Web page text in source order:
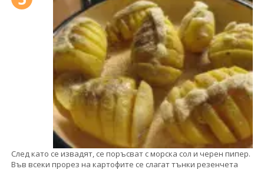
След като се извадят, се поръсват с морска сол и черен пипер.
Във всеки прорез на картофите се слагат тънки резенчета